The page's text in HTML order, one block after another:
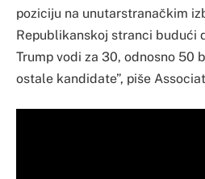
poziciju na unutarstranačkim
Republikanskoj stranci budući
Trump vodi za 30, odnosno 50
ostale kandidate”, piše